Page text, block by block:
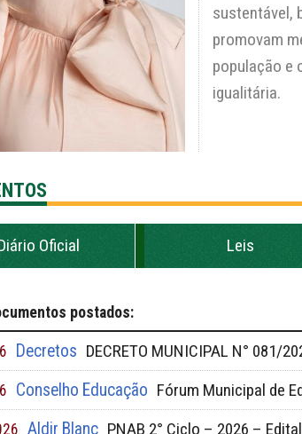
sustentável,
promovam
população e
igualitária.
Oficial Leis
postados:
Decretos DECRETO MUNICIPAL N° 081/
Conselho Educação Fórum Municipal de
Aldir Blanc PNAB 2° Ciclo – 2026 –